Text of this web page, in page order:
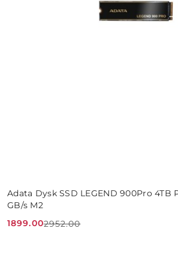
Adata Dysk SSD LEGEND 900Pro 4TB
GB/s M2
Cena
1899.00
Cena
2952.00